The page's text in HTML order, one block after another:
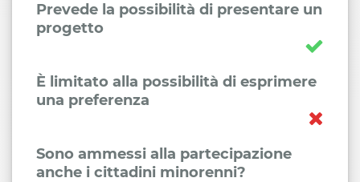
Prevede la possibilità di presentare un
progetto
È limitato alla possibilità di esprimere
una preferenza
Sono ammessi alla partecipazione
anche i cittadini minorenni?